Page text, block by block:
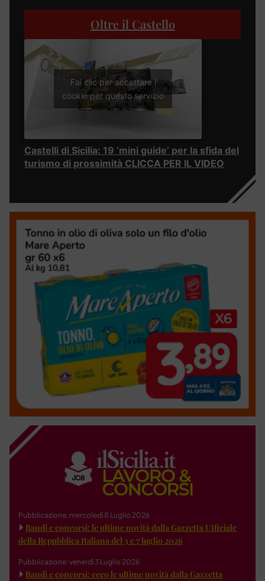
Oltre il Castello
Fai clic per accettare i
cookie per questo servizio
Castelli di Sicilia: 19 ‘mini guide’ per la sfida del
turismo di prossimità CLICCA PER IL VIDEO
Pubblicazione: mercoledì 8 Luglio 2026
Bandi e concorsi: le ultime novità dalla Gazzetta Ufficiale
della Repubblica Italiana del 3 e 7 luglio 2026
Pubblicazione: venerdì 3 Luglio 2026
Bandi e concorsi: ecco le ultime novità dalla Gazzetta